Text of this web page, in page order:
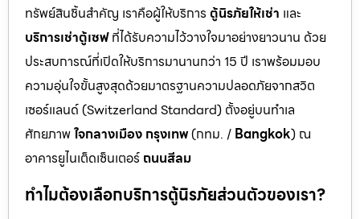
ทรัพย์สินชิ้นสำคัญ เราคือผู้ให้บริการ ตู้นิรภัยให้เช่า และ
บริการเช่าตู้เซฟที่ได้รับความไว้วางใจมาอย่างยาวนาน ด้วย
ประสบการณ์ที่เปิดให้บริการมานานกว่า 15 ปี เราพร้อมมอบ
ความอุ่นใจขั้นสูงสุดด้วยมาตรฐานความปลอดภัยจากสวิต
เซอร์แลนด์ (Switzerland Standard) ตั้งอยู่บนทำเล
ศักยภาพใจกลางเมือง กรุงเทพ(กทม. / Bangkok) ณ
อาคารยูไนเต็ดเซ็นเตอร์ ถนนสีลม
ทำไมต้องเลือกบริการตู้นิรภัยส่วนตัวของเรา?